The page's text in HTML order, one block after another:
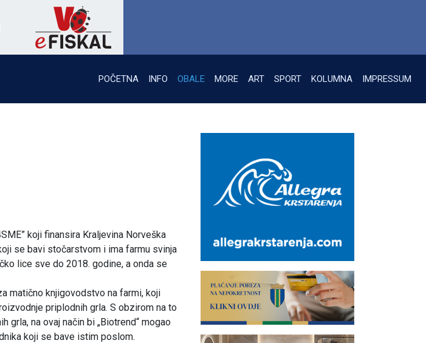
POČETNA INFO OBALE MORE ART SPORT KOLUMNA IMPRESSUM
koji finansira Kraljevina Norveška
se bavi stočarstvom i ima farmu svinja
lice sve do 2018. godine, a onda se
matično knjigovodstvo na farmi, koji
priplodnih grla. S obzirom na to
grla, na ovaj način bi „Biotrend“ mogao
koji se bave istim poslom.